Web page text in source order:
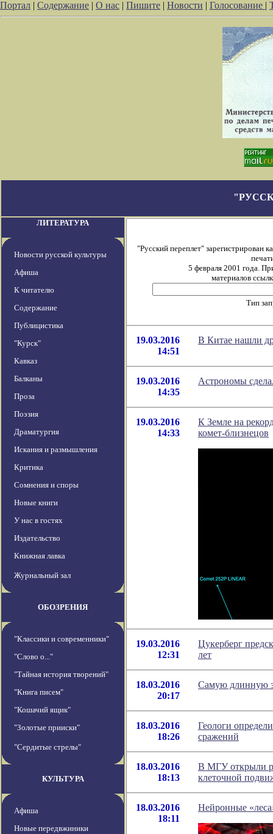
Портал | Содержание | О нас | Пишите | Новости | Голосование |
ЛИТЕРАТУРА
Новости русской культуры
Афиша
К читателю
Содержание
Публицистика
"Курск"
Кавказ
Балканы
Проза
Поэзия
Драматургия
Искания и размышления
Критика
Сомнения и споры
Новые книги
У нас в гостях
Издательство
Книжная лавка
Журнальный зал
ОБОЗРЕНИЯ
"Классики и современники"
"Слово о..."
"Тайная история творений"
"Книга писем"
"Кошачий ящик"
"Золотые прииски"
"Сердитые стрелы"
КУЛЬТУРА
Афиша
Новые передвжиники
"Русский переплет" зарегистрирован
5 февраля 2001 года.
материалов
Тип
19.03.2016
14:51
В Китае нашли
19.03.2016
14:35
Астрономы
19.03.2016
14:33
К Земле на
комет-близнецов
19.03.2016
12:31
Цукерберг
лет
18.03.2016
20:17
Cамую длинную
18.03.2016
18:26
Геологи
сражений
18.03.2016
18:13
В МГУ открыли
клеточной
18.03.2016
18:11
Нейронные